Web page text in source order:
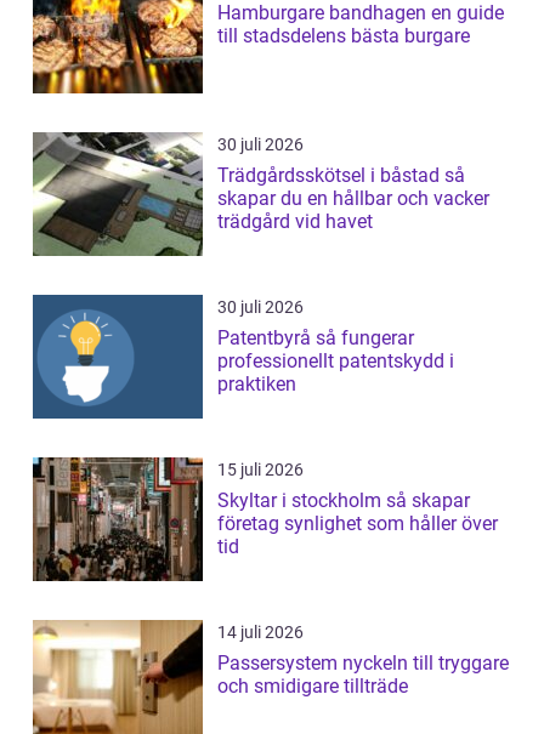
Hamburgare bandhagen en guide
till stadsdelens bästa burgare
30 juli 2026
Trädgårdsskötsel i båstad så
skapar du en hållbar och vacker
trädgård vid havet
30 juli 2026
Patentbyrå så fungerar
professionellt patentskydd i
praktiken
15 juli 2026
Skyltar i stockholm så skapar
företag synlighet som håller över
tid
14 juli 2026
Passersystem nyckeln till tryggare
och smidigare tillträde